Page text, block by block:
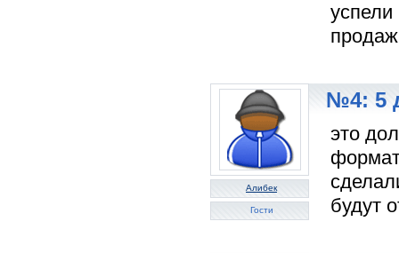
успели
Алибек
Гости
№4: 5
это
формат
будут